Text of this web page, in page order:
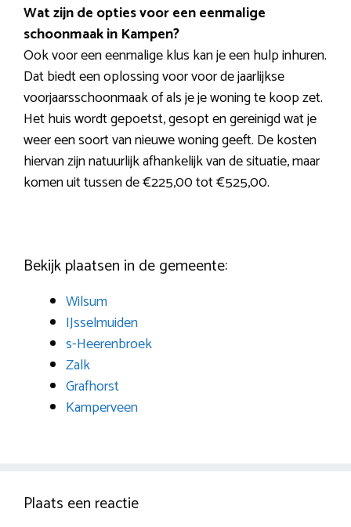
Wat zijn de opties voor een eenmalige
schoonmaak in Kampen?
Ook voor een eenmalige klus kan je een hulp inhuren.
Dat biedt een oplossing voor voor de jaarlijkse
voorjaarsschoonmaak of als je je woning te koop zet.
Het huis wordt gepoetst, gesopt en gereinigd wat je
weer een soort van nieuwe woning geeft. De kosten
hiervan zijn natuurlijk afhankelijk van de situatie, maar
komen uit tussen de €225,00 tot €525,00.
Bekijk plaatsen in de gemeente:
Wilsum
IJsselmuiden
s-Heerenbroek
Zalk
Grafhorst
Kamperveen
Plaats een reactie